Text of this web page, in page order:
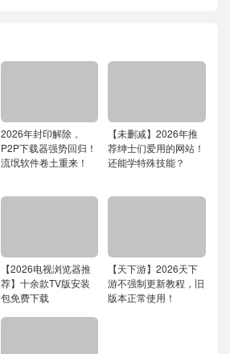
2026年封印解除，
P2P下载器强势回归！
流氓软件卷土重来！
【未删减】2026年推
荐绅士们爱用的网站！
还能学特殊技能？
【2026电视浏览器推
荐】十余款TV版安装
包免费下载
【天下游】2026天下
游不强制更新教程，旧
版本正常使用！